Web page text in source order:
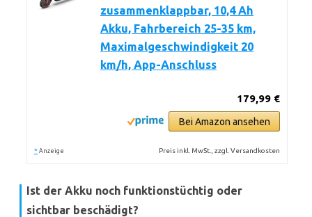
zusammenklappbar, 10,4 Ah
Akku, Fahrbereich 25-35 km,
Maximalgeschwindigkeit 20
km/h, App-Anschluss
179,99 €
Bei Amazon ansehen
* Anzeige Preis inkl. MwSt., zzgl. Versandkosten
Ist der Akku noch funktionstüchtig oder
sichtbar beschädigt?